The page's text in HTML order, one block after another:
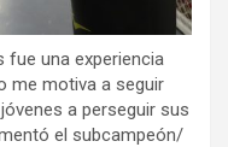
fue una experiencia
me motiva a seguir
a perseguir sus
el subcampeón/